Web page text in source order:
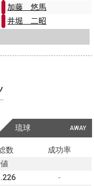
加藤 悠馬
井堀 二昭
AWAY
琉球
数
成功率
-